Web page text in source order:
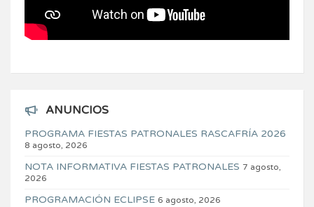
ANUNCIOS
PROGRAMA FIESTAS PATRONALES RASCAFRÍA 2026
8 agosto, 2026
NOTA INFORMATIVA FIESTAS PATRONALES 7 agosto,
2026
PROGRAMACIÓN ECLIPSE 6 agosto, 2026